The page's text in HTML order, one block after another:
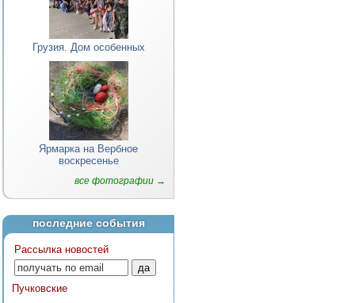
Грузия. Дом особенных
Ярмарка на Вербное
воскресенье
все фотографии →
последние события
Рассылка новостей
Пучковские